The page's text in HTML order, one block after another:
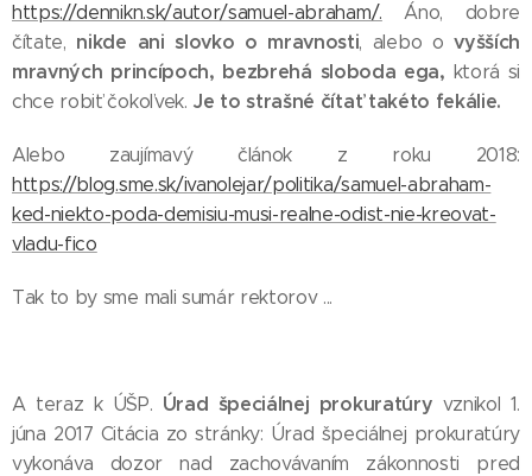
https://dennikn.sk/autor/samuel-abraham/. Áno, dobre
čítate, nikde ani slovko o mravnosti, alebo ovyšších
mravných princípoch, bezbrehá sloboda ega, ktorá si
chce robiť čokoľvek. Je to strašné čítať takéto fekálie.
Alebo zaujímavý článok z roku 2018:
https://blog.sme.sk/ivanolejar/politika/samuel-abraham-
ked-niekto-poda-demisiu-musi-realne-odist-nie-kreovat-
vladu-fico
Tak to by sme mali sumár rektorov ...
A teraz k ÚŠP. Úrad špeciálnej prokuratúry vznikol 1.
júna 2017 Citácia zo stránky: Úrad špeciálnej prokuratúry
vykonáva dozor nad zachovávaním zákonnosti pred